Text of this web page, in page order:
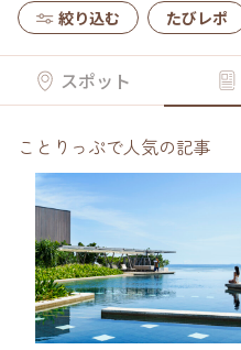
絞り込む たびレポ
スポット
ことりっぷで人気の記事